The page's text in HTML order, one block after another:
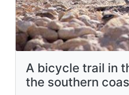
A bicycle trail in
the southern